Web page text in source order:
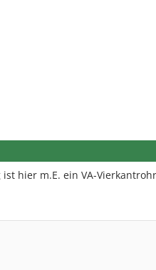
hier m.E. ein VA-